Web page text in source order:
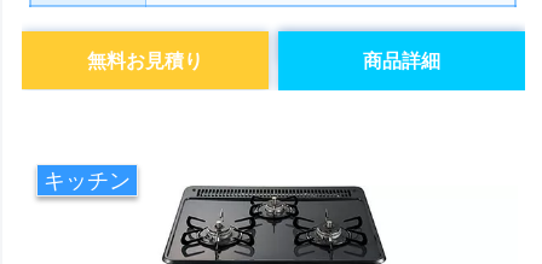
商品詳細
無料お見積り
キッチン